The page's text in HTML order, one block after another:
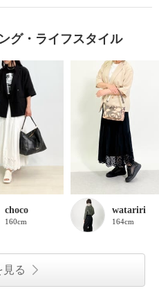
グ・ライフスタイル
choco
160cm
watariri
164cm
見る